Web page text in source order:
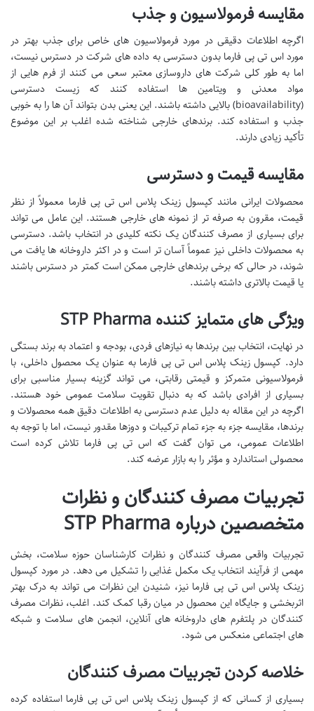
مقایسه فرمولاسیون و جذب
اگرچه اطلاعات دقیقی در مورد فرمولاسیون های خاص برای جذب بهتر در
مورد اس تی پی فارما بدون دسترسی به داده های شرکت در دسترس نیست،
اما به طور کلی شرکت های داروسازی معتبر سعی می کنند از فرم هایی از
مواد معدنی و ویتامین ها استفاده کنند که زیست دسترسی
(bioavailability) بالایی داشته باشند. این یعنی بدن بتواند آن ها را به خوبی
جذب و استفاده کند. برندهای خارجی شناخته شده اغلب بر این موضوع
تأکید زیادی دارند.
مقایسه قیمت و دسترسی
محصولات ایرانی مانند کپسول زینک پلاس اس تی پی فارما معمولاً از نظر
قیمت، مقرون به صرفه تر از نمونه های خارجی هستند. این عامل می تواند
برای بسیاری از مصرف کنندگان یک نکته کلیدی در انتخاب باشد. دسترسی
به محصولات داخلی نیز عموماً آسان تر است و در اکثر داروخانه ها یافت می
شوند، در حالی که برخی برندهای خارجی ممکن است کمتر در دسترس باشند
یا قیمت بالاتری داشته باشند.
ویژگی های متمایز کننده STP Pharma
در نهایت، انتخاب بین برندها به نیازهای فردی، بودجه و اعتماد به برند بستگی
دارد. کپسول زینک پلاس اس تی پی فارما به عنوان یک محصول داخلی، با
فرمولاسیونی متمرکز و قیمتی رقابتی، می تواند گزینه بسیار مناسبی برای
بسیاری از افرادی باشد که به دنبال تقویت سلامت عمومی خود هستند.
اگرچه در این مقاله به دلیل عدم دسترسی به اطلاعات دقیق همه محصولات و
برندها، مقایسه جزء به جزء تمام ترکیبات و دوزها مقدور نیست، اما با توجه به
اطلاعات عمومی، می توان گفت که اس تی پی فارما تلاش کرده است
محصولی استاندارد و مؤثر را به بازار عرضه کند.
تجربیات مصرف کنندگان و نظرات
متخصصین درباره STP Pharma
تجربیات واقعی مصرف کنندگان و نظرات کارشناسان حوزه سلامت، بخش
مهمی از فرآیند انتخاب یک مکمل غذایی را تشکیل می دهد. در مورد کپسول
زینک پلاس اس تی پی فارما نیز، شنیدن این نظرات می تواند به درک بهتر
اثربخشی و جایگاه این محصول در میان رقبا کمک کند. اغلب، نظرات مصرف
کنندگان در پلتفرم های داروخانه های آنلاین، انجمن های سلامت و شبکه
های اجتماعی منعکس می شود.
خلاصه کردن تجربیات مصرف کنندگان
بسیاری از کسانی که از کپسول زینک پلاس اس تی پی فارما استفاده کرده